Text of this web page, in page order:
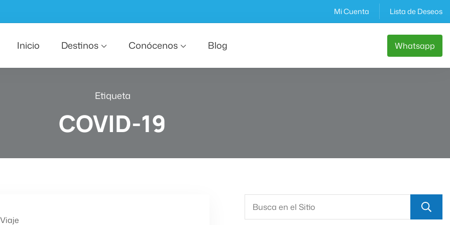
Mi Cuenta Lista de Deseos
Inicio Destinos Conócenos Blog Whatsapp
Etiqueta
COVID-19